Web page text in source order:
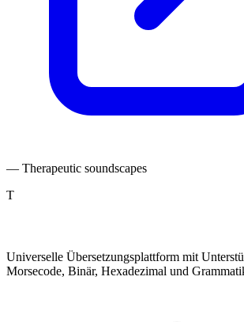
— Therapeutic soundscapes
T
Universelle Übersetzungsplattform mit
Morsecode, Binär, Hexadezimal und